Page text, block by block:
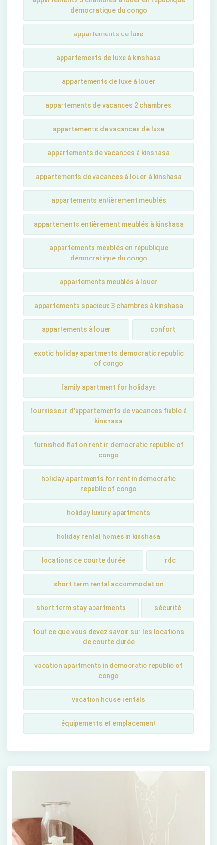
démocratique du congo
appartements de luxe
appartements de luxe à kinshasa
appartements de luxe à louer
appartements de vacances 2 chambres
appartements de vacances de luxe
appartements de vacances à kinshasa
appartements de vacances à louer à kinshasa
appartements entièrement meublés
appartements entièrement meublés à kinshasa
appartements meublés en république
démocratique du congo
appartements meublés à louer
appartements spacieux 3 chambres à kinshasa
appartements à louer confort
exotic holiday apartments democratic republic
of congo
family apartment for holidays
fournisseur d'appartements de vacances fiable à
kinshasa
furnished flat on rent in democratic republic of
congo
holiday apartments for rent in democratic
republic of congo
holiday luxury apartments
holiday rental homes in kinshasa
locations de courte durée rdc
short term rental accommodation
short tеrm stay apartmеnts sécurité
tout ce que vous devez savoir sur les locations
de courte durée
vacation apartments in democratic republic of
congo
vacation house rentals
équipements et emplacement